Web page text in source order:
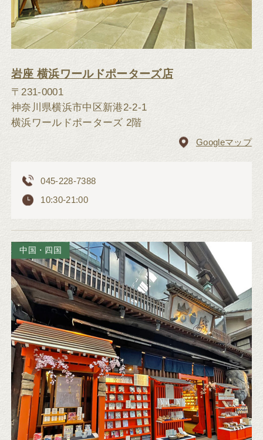
岩座 横浜ワールドポーターズ店
〒231-0001
神奈川県横浜市中区新港2-2-1
横浜ワールドポーターズ 2階
Googleマップ
045-228-7388
10:30-21:00
中国・四国